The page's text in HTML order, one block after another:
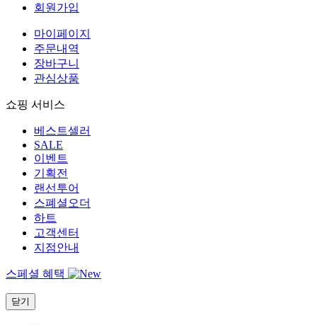
회원가입
마이페이지
주문내역
장바구니
관심상품
쇼핑 서비스
베스트셀러
SALE
이벤트
기획전
랜선투어
스폐셜오더
하트
고객센터
지점안내
스페셜 혜택
닫기